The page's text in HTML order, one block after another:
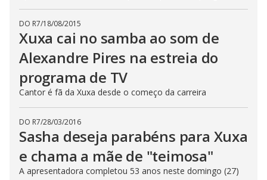
DO R7/18/08/2015
Xuxa cai no samba ao som de
Alexandre Pires na estreia do
programa de TV
Cantor é fã da Xuxa desde o começo da carreira
DO R7/28/03/2016
Sasha deseja parabéns para Xuxa
e chama a mãe de "teimosa"
A apresentadora completou 53 anos neste domingo (27)